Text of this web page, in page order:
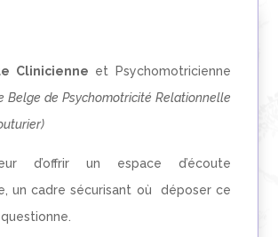
Clinicienne et Psychomotricienne
Belge de Psychomotricité Relationnelle
d’offrir un espace d’écoute
un cadre sécurisant où
déposer ce